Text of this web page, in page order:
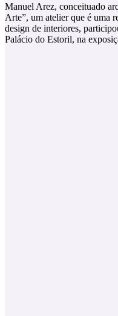
Manuel Arez, conceituado
Arte”, um atelier que é uma
design de interiores,
Palácio do Estoril, na